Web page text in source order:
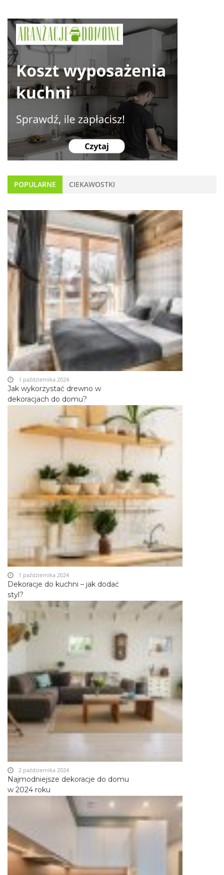
POPULARNE CIEKAWOSTKI
Jak wykorzystać drewno w
dekoracjach do domu?
1 października 2024
Dekoracje do kuchni – jak dodać
styl?
1 października 2024
Najmodniejsze dekoracje do domu
w 2024 roku
2 października 2024